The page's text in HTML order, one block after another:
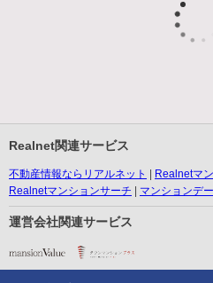
Realnet関連サービス
不動産情報ならリアルネット
Realnetマ
Realnetマンションサーチ
マンションデ
運営会社関連サービス